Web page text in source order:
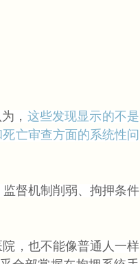
， 这些发现显示的不是
亡审查方面的系统性问
监督机制削弱、拘押条件
，也不能像普通人一样